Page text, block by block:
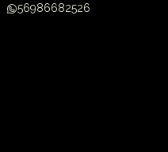
56986682526